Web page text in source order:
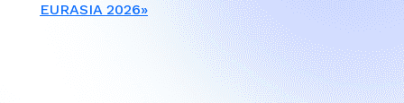
EURASIA 2026»